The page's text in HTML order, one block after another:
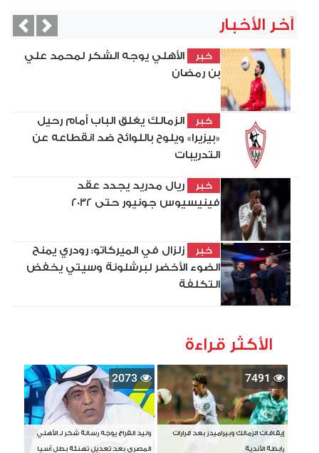
آخر الأخبار
خبر
الأهلي يوجه الشكر لمحمد علي
بن رمضان
خبر
الزمالك يغلق الباب أمام رحيل
«بيزيرا» ويلوح باللوائح ضد انقطاعه عن
التدريبات
خبر
ريال مدريد يجدد عقد
فينيسيوس جونيور حتى 2032
خبر
زلزال في الميركاتو: رودري يمنح
الضوء الأخضر لبرشلونة وسيتي يخفض
التكلفة
Next
الأكثر قراءة
7491
إيقافات الزمالك وبيراميدز بعد قرارات
رابطة الأندية
2073
وليد الفراج يوجه رسالة شكر لـ الأهلي
المصري بعد تعديل تهنئة بطل آسيا